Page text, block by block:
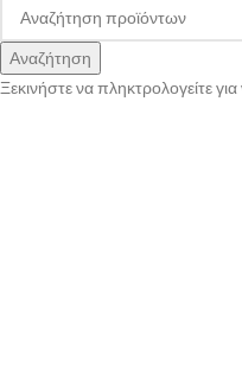
Αναζήτηση
Ξεκινήστε να πληκτρολογείτε